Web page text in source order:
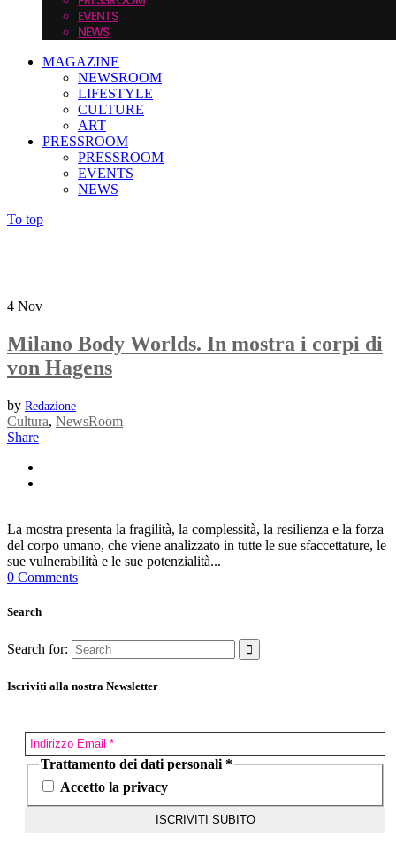
EVENTS
NEWS
MAGAZINE
NEWSROOM
LIFESTYLE
CULTURE
ART
PRESSROOM
PRESSROOM
EVENTS
NEWS
To top
4 Nov
Milano Body Worlds. In mostra i corpi di
von Hagens
by Redazione
Cultura, NewsRoom
Share
La mostra presenta la fragilità, la complessità, la resilienza e la forza
del corpo umano, che viene analizzato in tutte le sue sfaccettature, le
sue vulnerabilità e le sue potenzialità...
0 Comments
Search
Search for:
Iscriviti alla nostra Newsletter
Trattamento dei dati personali *
Accetto la privacy